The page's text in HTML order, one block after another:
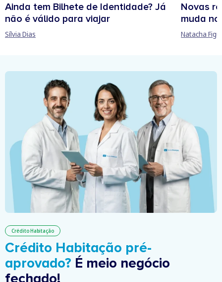
Ainda tem Bilhete de Identidade? Já
não é válido para viajar
Sílvia Dias
Novas
muda
Natacha
Crédito Habitação
Crédito Habitação pré-
aprovado? É meio negócio
fechado!